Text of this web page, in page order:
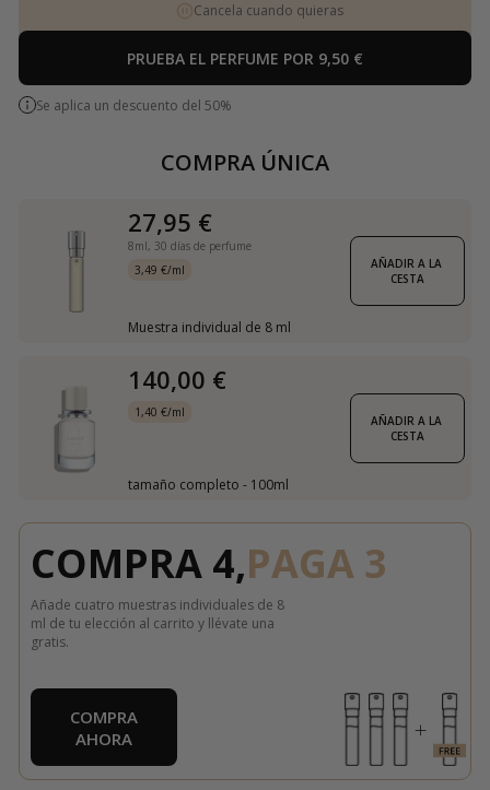
Cancela cuando quieras
PRUEBA EL PERFUME POR 9,50 €
Se aplica un descuento del 50%
COMPRA ÚNICA
27,95 €
8ml, 30 días de perfume
3,49 €/ml
Muestra individual de 8 ml
AÑADIR A LA
CESTA
140,00 €
1,40 €/ml
tamaño completo - 100ml
AÑADIR A LA
CESTA
COMPRA 4,PAGA 3
Añade cuatro muestras individuales de 8
ml de tu elección al carrito y llévate una
gratis.
COMPRA
AHORA